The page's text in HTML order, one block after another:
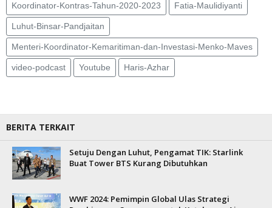
Koordinator-Kontras-Tahun-2020-2023 Fatia-Maulidiyanti
Luhut-Binsar-Pandjaitan
Menteri-Koordinator-Kemaritiman-dan-Investasi-Menko-Maves
video-podcast Youtube Haris-Azhar
BERITA TERKAIT
Setuju Dengan Luhut, Pengamat TIK: Starlink
Buat Tower BTS Kurang Dibutuhkan
WWF 2024: Pemimpin Global Ulas Strategi